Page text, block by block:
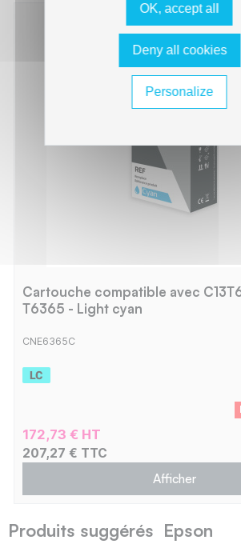
Cartouche compatible avec
T6365 - Light cyan
CNE6365C
172,73 € HT
207,27 € TTC
Afficher
Produits suggérés Epson
OK, accept all
Deny all cookies
Personalize